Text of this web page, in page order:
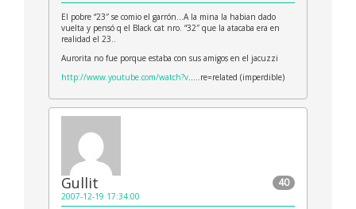
El pobre “23″ se comio el garrón…A la mina la habian dado
vuelta y pensó q el Black cat nro. “32″ que la atacaba era en
realidad el 23..
Aurorita no fue porque estaba con sus amigos en el jacuzzi
http://www.youtube.com/watch?v…..re=related (imperdible)
40
Gullit
2007-12-19 17:34:00